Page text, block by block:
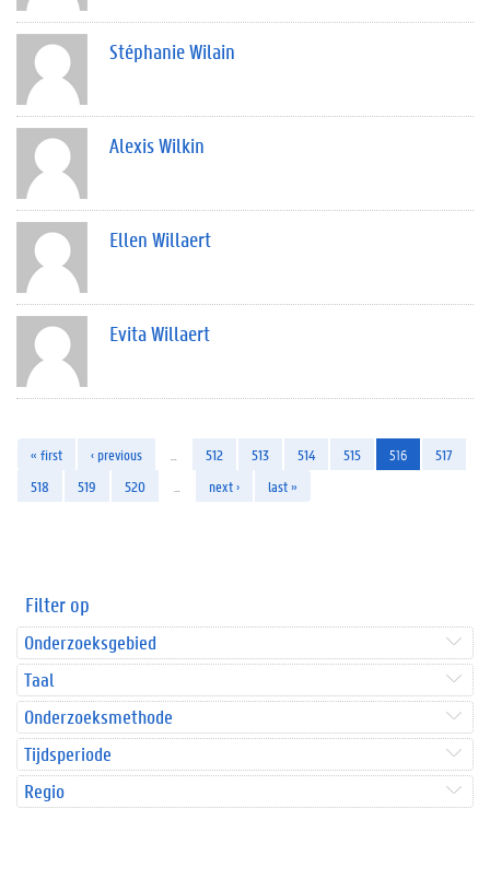
Stéphanie Wilain
Alexis Wilkin
Ellen Willaert
Evita Willaert
« first ‹ previous 512 513 514 515 516
517
518
519 520 next › last »
Filter op
Onderzoeksgebied
Taal
Onderzoeksmethode
Tijdsperiode
Regio